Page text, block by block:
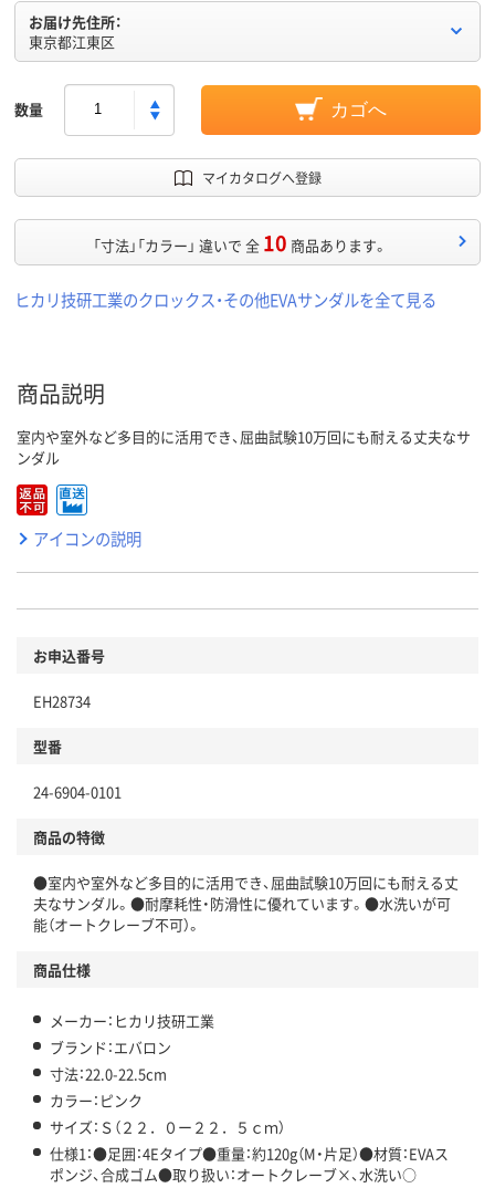
お届け先住所：
東京都江東区
数量 カゴへ
マイカタログへ登録
「寸法」「カラー」 違いで 全 10 商品あります。
ヒカリ技研工業のクロックス・その他EVAサンダルを全て見る
商品説明
室内や室外など多目的に活用でき、屈曲試験10万回にも耐える丈夫なサ
ンダル
アイコンの説明
お申込番号
EH28734
型番
24-6904-0101
商品の特徴
●室内や室外など多目的に活用でき、屈曲試験10万回にも耐える丈
夫なサンダル。●耐摩耗性・防滑性に優れています。●水洗いが可
能（オートクレーブ不可）。
商品仕様
メーカー：ヒカリ技研工業
ブランド：エバロン
寸法：22.0-22.5cm
カラー：ピンク
サイズ：Ｓ（２２．０ー２２．５ｃｍ）
仕様1：●足囲：4Eタイプ●重量：約120g（M・片足）●材質：EVAス
ポンジ、合成ゴム●取り扱い：オートクレーブ×、水洗い○